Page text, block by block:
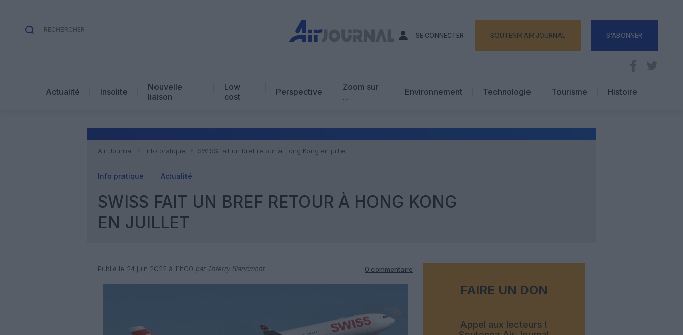
SE CONNECTER SOUTENIR AIR JOURNAL S'ABONNER
Actualité Insolite
Nouvelle
liaison
Low
cost
Perspective
Zoom sur
…
Avis d’expert
Environnement Technologie
Tourisme
Hôtellerie
Histoire
Air Journal Info pratique SWISS fait un bref retour à Hong Kong en juillet
Info pratique Actualité
SWISS FAIT UN BREF RETOUR À HONG KONG
EN JUILLET
Publié le 24 juin 2022 à 11h00 par Thierry Blancmont 0 commentaire
FAIRE UN DON
Appel aux lecteurs !